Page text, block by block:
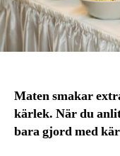
Maten smakar
kärlek. När du
bara gjord med